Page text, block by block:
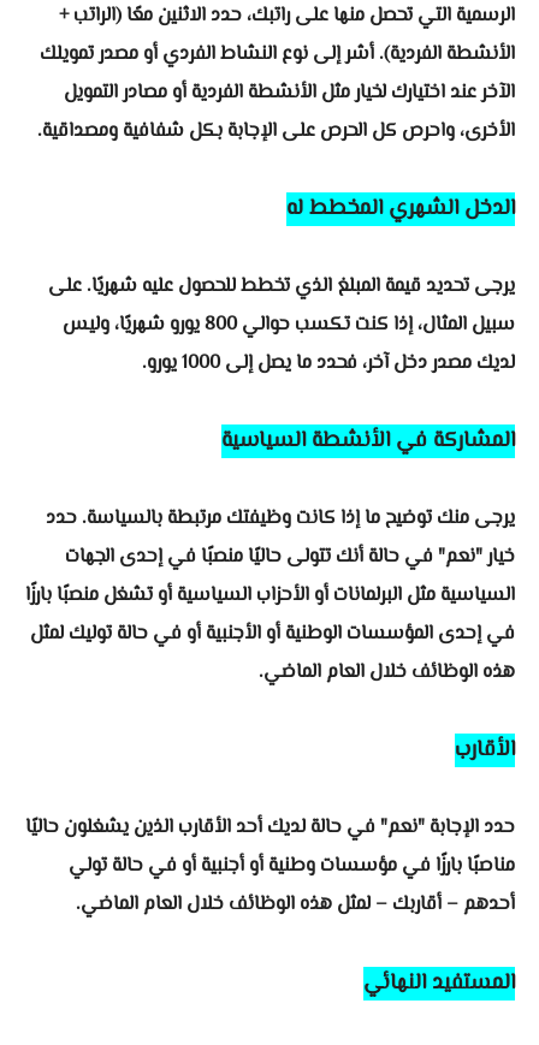
الرسمية التي تحصل منها على راتبك، حدد الاثنين معًا (الراتب +
الأنشطة الفردية). أشر إلى نوع النشاط الفردي أو مصدر تمويلك
الآخر عند اختيارك لخيار مثل الأنشطة الفردية أو مصادر التمويل
الأخرى، واحرص كل الحرص على الإجابة بكل شفافية ومصداقية.
الدخل الشهري المخطط له
يرجى تحديد قيمة المبلغ الذي تخطط للحصول عليه شهريًا. على
سبيل المثال، إذا كنت تكسب حوالي 800 يورو شهريًا، وليس
لديك مصدر دخل آخر، فحدد ما يصل إلى 1000 يورو.
المشاركة في الأنشطة السياسية
يرجى منك توضيح ما إذا كانت وظيفتك مرتبطة بالسياسة. حدد
خيار "نعم" في حالة أنك تتولى حاليًا منصبًا في إحدى الجهات
السياسية مثل البرلمانات أو الأحزاب السياسية أو تشغل منصبًا بارزًا
في إحدى المؤسسات الوطنية أو الأجنبية أو في حالة توليك لمثل
هذه الوظائف خلال العام الماضي.
الأقارب
حدد الإجابة "نعم" في حالة لديك أحد الأقارب الذين يشغلون حاليًا
مناصبًا بارزًا في مؤسسات وطنية أو أجنبية أو في حالة تولي
أحدهم – أقاربك – لمثل هذه الوظائف خلال العام الماضي.
المستفيد النهائي